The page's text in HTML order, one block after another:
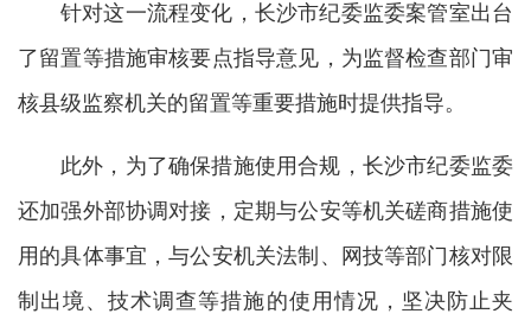
针对这一流程变化，长沙市纪委监委案管室出台
了留置等措施审核要点指导意见，为监督检查部门审
核县级监察机关的留置等重要措施时提供指导。
此外，为了确保措施使用合规，长沙市纪委监委
还加强外部协调对接，定期与公安等机关磋商措施使
用的具体事宜，与公安机关法制、网技等部门核对限
制出境、技术调查等措施的使用情况，坚决防止夹